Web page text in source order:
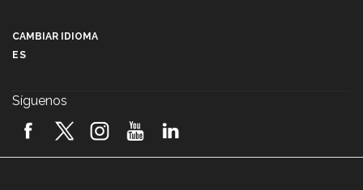
2026! (video)
CAMBIAR IDIOMA
ES
Síguenos